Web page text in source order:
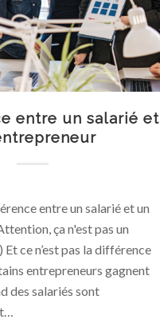
entre un salarié et
entre un salarié et un
ça n'est pas un
ce n’est pas la différence
entrepreneurs gagnent
des salariés sont